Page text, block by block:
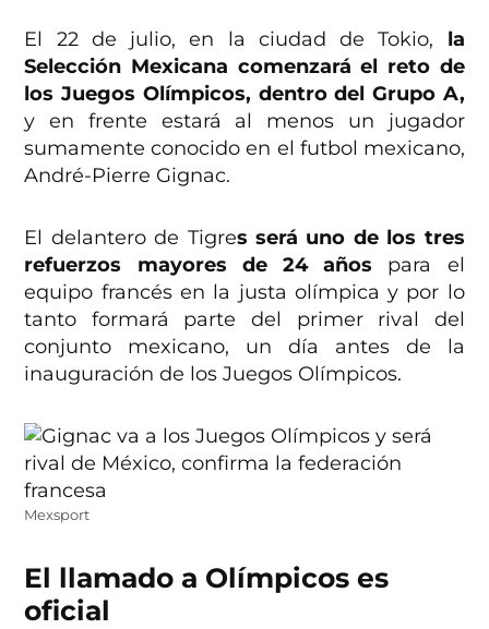
El 22 de julio, en la ciudad de Tokio, la
Selección Mexicana comenzará el reto de
los Juegos Olímpicos, dentro del Grupo A,
y en frente estará al menos un jugador
sumamente conocido en el futbol mexicano,
André-Pierre Gignac.
El delantero de Tigres será uno de los tres
refuerzos mayores de 24 años para el
equipo francés en la justa olímpica y por lo
tanto formará parte del primer rival del
conjunto mexicano, un día antes de la
inauguración de los Juegos Olímpicos.
Mexsport
El llamado a Olímpicos es
oficial